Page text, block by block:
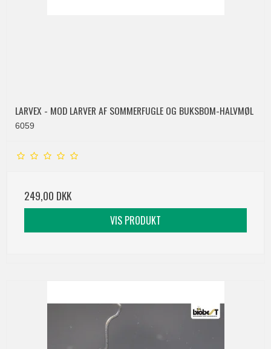
LARVEX - MOD LARVER AF SOMMERFUGLE OG BUKSBOM-HALVMØL
6059
249,00 DKK
VIS PRODUKT